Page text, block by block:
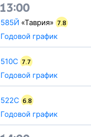
13:00
585Й «Таврия» 7.8
Годовой график
510С 7.7
Годовой график
522С 6.8
Годовой график